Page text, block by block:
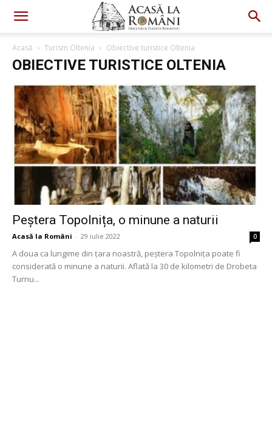
Acasă Turism Oltenia Obiective turistice Oltenia
OBIECTIVE TURISTICE OLTENIA
Peștera Topolnița, o minune a naturii
Acasă la Români - 29 iulie 2022 0
A doua ca lungime din țara noastră, peștera Topolnița poate fi
considerată o minune a naturii. Aflată la 30 de kilometri de Drobeta
Turnu...